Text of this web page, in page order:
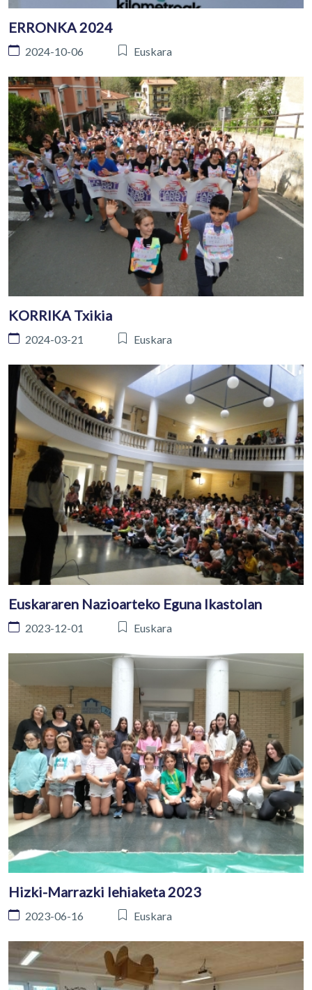
ERRONKA 2024
2024-10-06 Euskara
KORRIKA Txikia
2024-03-21 Euskara
Euskararen Nazioarteko Eguna Ikastolan
2023-12-01 Euskara
Hizki-Marrazki lehiaketa 2023
2023-06-16 Euskara